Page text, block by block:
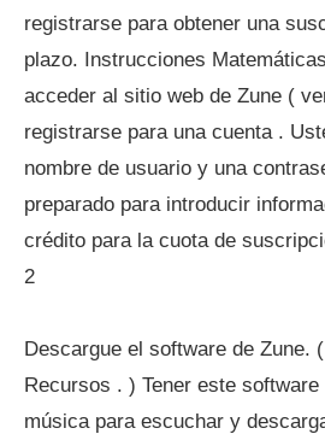
registrarse para obtener una
plazo. Instrucciones
acceder al sitio web de Zune (
registrarse para una cuenta .
nombre de usuario y una
preparado para introducir
crédito para la cuota de
2
Descargue el software de Zune.
Recursos . ) Tener este
música para escuchar y